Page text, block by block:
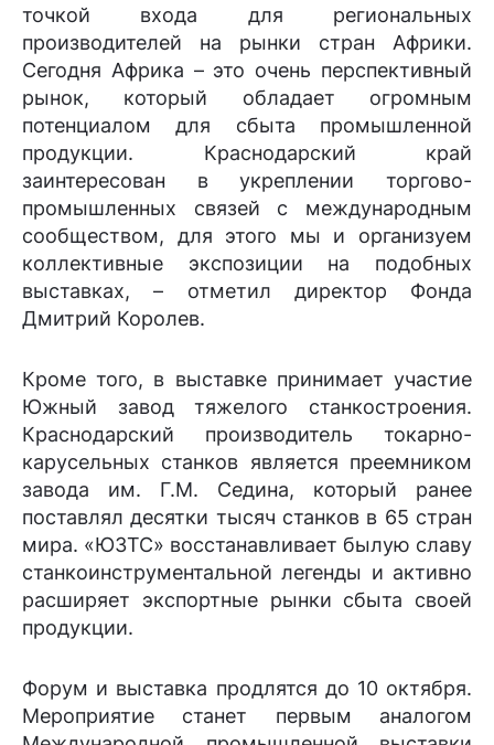
точкой входа для региональных
производителей на рынки стран Африки.
Сегодня Африка – это очень перспективный
рынок, который обладает огромным
потенциалом для сбыта промышленной
продукции. Краснодарский край
заинтересован в укреплении торгово-
промышленных связей с международным
сообществом, для этого мы и организуем
коллективные экспозиции на подобных
выставках, – отметил директор Фонда
Дмитрий Королев.
Кроме того, в выставке принимает участие
Южный завод тяжелого станкостроения.
Краснодарский производитель токарно-
карусельных станков является преемником
завода им. Г.М. Седина, который ранее
поставлял десятки тысяч станков в 65 стран
мира. «ЮЗТС» восстанавливает былую славу
станкоинструментальной легенды и активно
расширяет экспортные рынки сбыта своей
продукции.
Форум и выставка продлятся до 10 октября.
Мероприятие станет первым аналогом